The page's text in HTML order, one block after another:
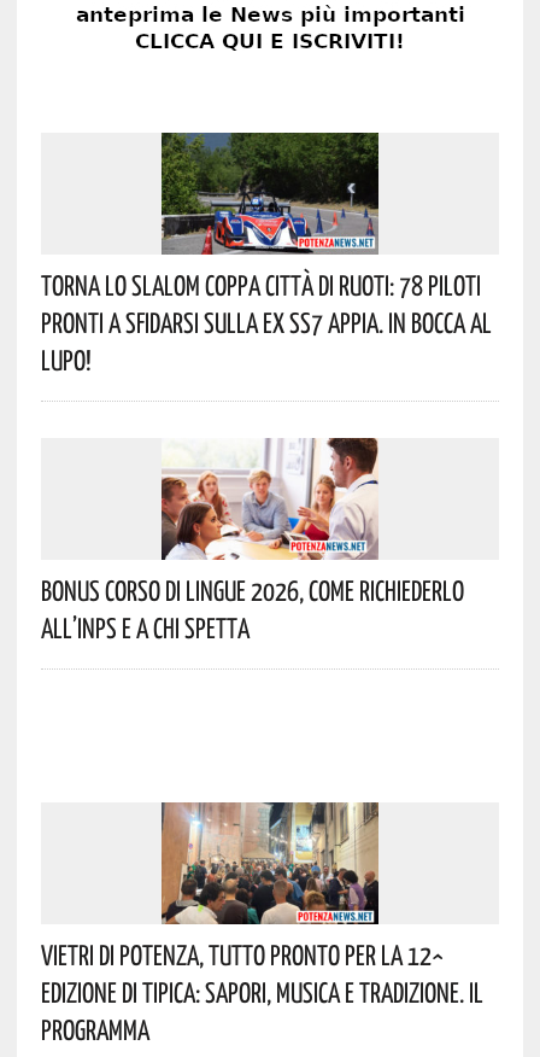
Torna Lo Slalom Coppa Città Di Ruoti: 78 Piloti
Pronti A Sfidarsi Sulla Ex SS7 Appia. In Bocca Al
Lupo!
Bonus Corso Di Lingue 2026, Come Richiederlo
All’INPS E A Chi Spetta
Vietri Di Potenza, Tutto Pronto Per La 12^
Edizione Di Tipica: Sapori, Musica E Tradizione. Il
Programma